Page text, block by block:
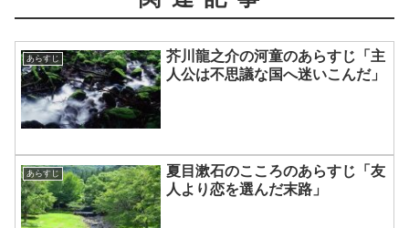
あらすじ
芥川龍之介の河童のあらすじ「主
人公は不思議な国へ迷いこんだ」
あらすじ
夏目漱石のこころのあらすじ「友
人より恋を選んだ末路」